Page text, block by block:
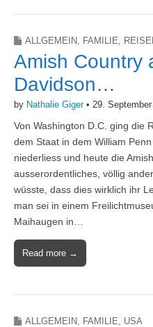
ALLGEMEIN FAMILIE
Amish Country
Davidson…
by Nathalie Giger• 29.
Von Washington D.C. ging die
dem Staat in dem William
niederliess und heute die
ausserordentliches, völlig
wüsste, dass dies wirklich ihr
man sei in einem
Maihaugen in…
Read more →
ALLGEMEIN FAMILIE USA